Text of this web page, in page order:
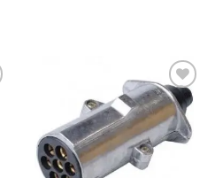
Add to
wishlist